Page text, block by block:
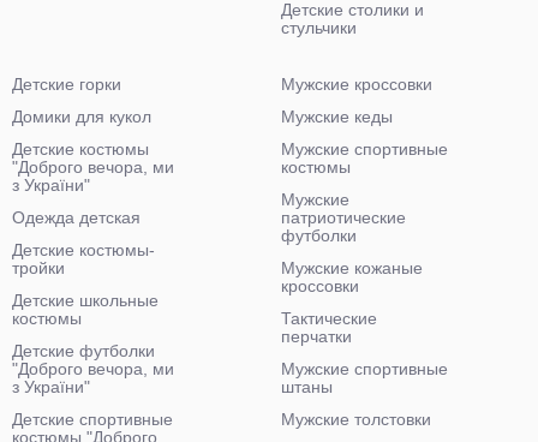
Детские столики и
стульчики
Детские горки
Домики для кукол
Детские костюмы
"Доброго вечора, ми
з України"
Одежда детская
Детские костюмы-
тройки
Детские школьные
костюмы
Детские футболки
"Доброго вечора, ми
з України"
Детские спортивные
костюмы "Доброго
Мужские кроссовки
Мужские кеды
Мужские спортивные
костюмы
Мужские
патриотические
футболки
Мужские кожаные
кроссовки
Тактические
перчатки
Мужские спортивные
штаны
Мужские толстовки